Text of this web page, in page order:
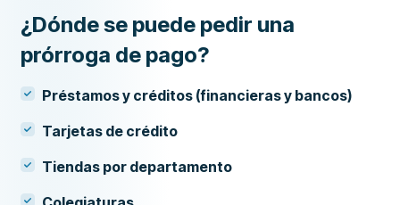
¿Dónde se puede pedir una
prórroga de pago?
Préstamos y créditos (financieras y bancos)
Tarjetas de crédito
Tiendas por departamento